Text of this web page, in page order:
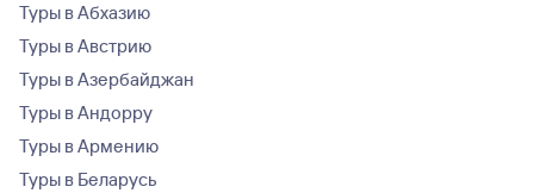
Туры в Абхазию
Туры в Австрию
Туры в Азербайджан
Туры в Андорру
Туры в Армению
Туры в Беларусь